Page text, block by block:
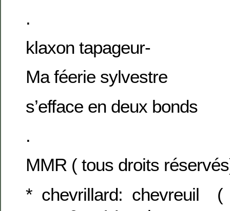
.
klaxon tapageur-
Ma féerie sylvestre
s’efface en deux bonds
.
MMR ( tous droits
* chevrillard: chevreuil (